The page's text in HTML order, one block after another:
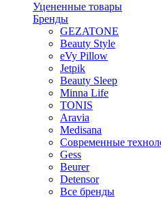
Уцененные товары
Бренды
GEZATONE
Beauty Style
eVy Pillow
Jetpik
Beauty Sleep
Minna Life
TONIS
Aravia
Medisana
Современные
Gess
Beurer
Detensor
Все бренды